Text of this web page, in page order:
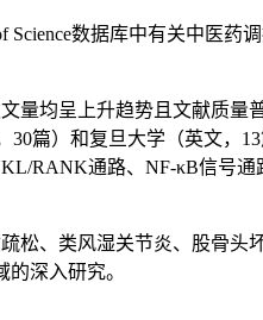
数据库中有关中医药
量均呈上升趋势且文献质
篇）和复旦大学（英文，
RANK通路、NF-κB信号
、类风湿关节炎、股骨
深入研究。